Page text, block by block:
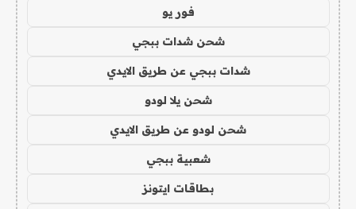
فور يو
شحن شدات ببجي
شدات ببجي عن طريق الايدي
شحن يلا لودو
شحن لودو عن طريق الايدي
شعبية ببجي
بطاقات ايتونز